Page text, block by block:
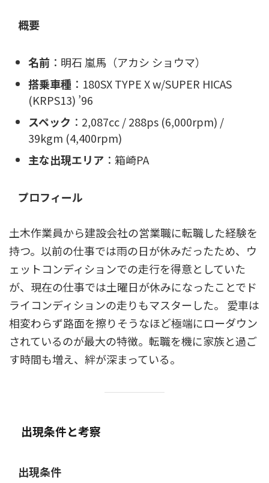
概要
名前 ：明石 嵐馬（アカシ ショウマ）
搭乗車種 ：180SX TYPE X w/SUPER HICAS
(KRPS13) ’96
スペック ：2,087cc / 288ps (6,000rpm) /
39kgm (4,400rpm)
主な出現エリア ：箱崎PA
プロフィール
土木作業員から建設会社の営業職に転職した経験を
持つ。以前の仕事では雨の日が休みだったため、ウ
ェットコンディションでの走行を得意としていた
が、現在の仕事では土曜日が休みになったことでド
ライコンディションの走りもマスターした。 愛車は
相変わらず路面を擦りそうなほど極端にローダウン
されているのが最大の特徴。転職を機に家族と過ご
す時間も増え、絆が深まっている。
出現条件と考察
出現条件